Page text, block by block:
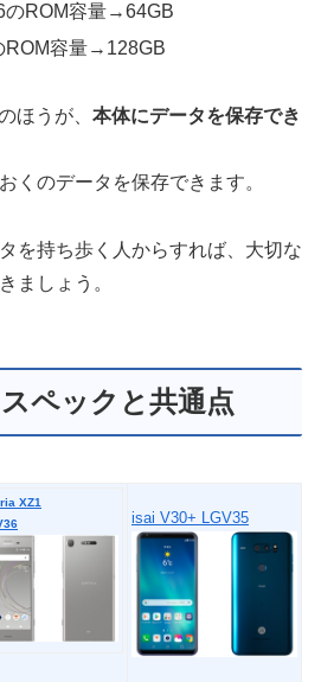
のROM容量→64GB
ROM容量→128GB
ほうが、 本体にデータを保存でき
くのデータを保存できます。
を持ち歩く人からすれば、大切な
ましょう。
ペックと共通点
XZ1
isai V30+ LGV35